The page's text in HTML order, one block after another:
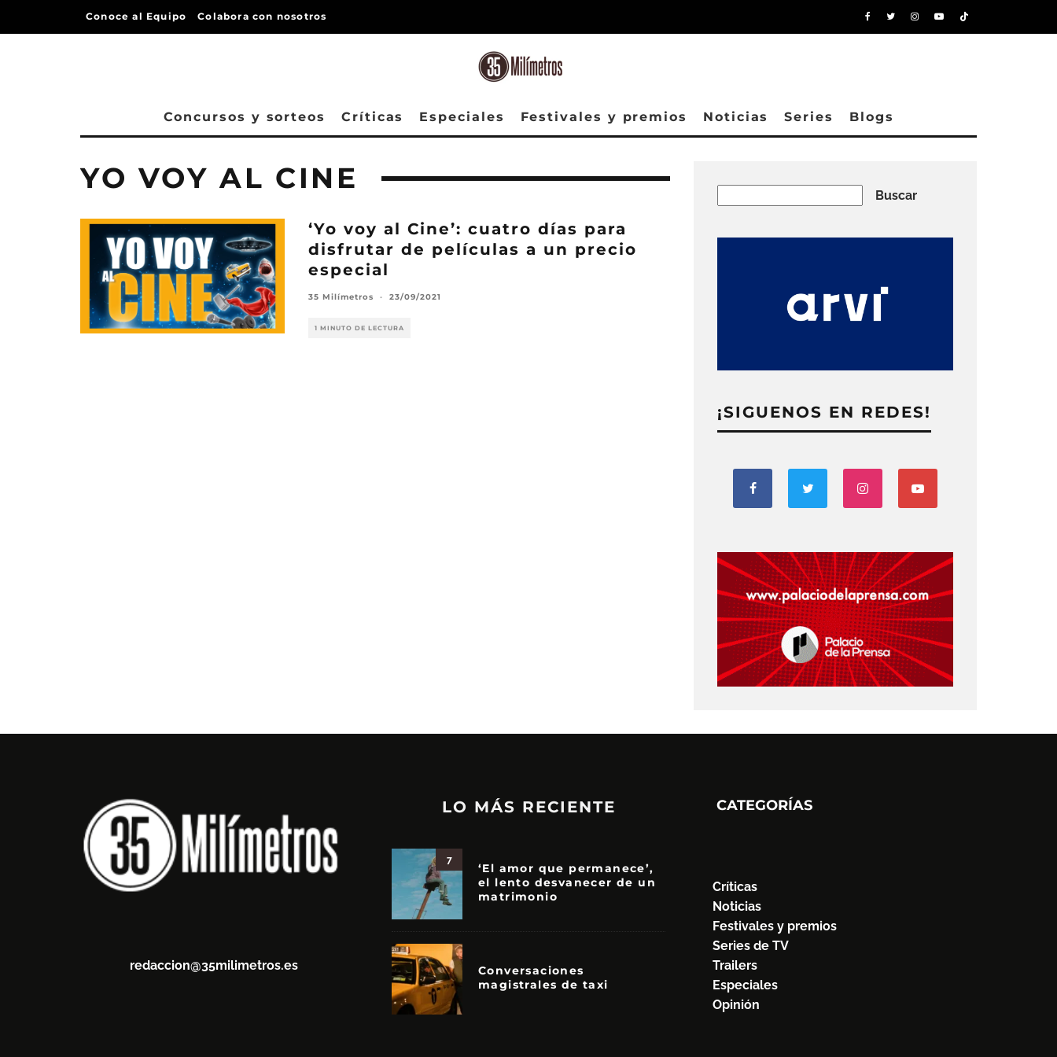
Conoce al Equipo Colabora con nosotros
Concursos y sorteos Críticas Especiales Festivales y premios Noticias Series Blogs
YO VOY AL CINE
‘Yo voy al Cine’: cuatro días para
disfrutar de películas a un precio
especial
35 Milímetros · 23/09/2021
1 MINUTO DE LECTURA
Buscar
¡SIGUENOS EN REDES!
redaccion@35milimetros.es
LO MÁS RECIENTE
7
‘El amor que permanece’,
el lento desvanecer de un
matrimonio
Conversaciones
magistrales de taxi
CATEGORÍAS
Críticas
Noticias
Festivales y premios
Series de TV
Trailers
Especiales
Opinión